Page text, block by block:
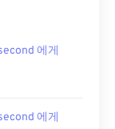
에게
에게